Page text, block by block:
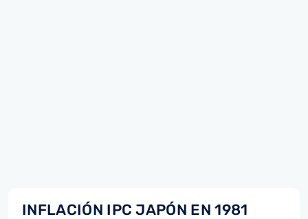
INFLACIÓN IPC JAPÓN EN 1981